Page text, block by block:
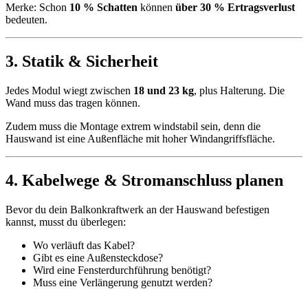
Merke: Schon 10 % Schatten können über 30 % Ertragsverlust
bedeuten.
3. Statik & Sicherheit
Jedes Modul wiegt zwischen 18 und 23 kg, plus Halterung. Die
Wand muss das tragen können.
Zudem muss die Montage extrem windstabil sein, denn die
Hauswand ist eine Außenfläche mit hoher Windangriffsfläche.
4. Kabelwege & Stromanschluss planen
Bevor du dein Balkonkraftwerk an der Hauswand befestigen
kannst, musst du überlegen:
Wo verläuft das Kabel?
Gibt es eine Außensteckdose?
Wird eine Fensterdurchführung benötigt?
Muss eine Verlängerung genutzt werden?